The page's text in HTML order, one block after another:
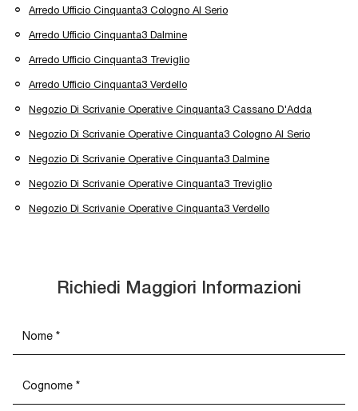
Arredo Ufficio Cinquanta3 Cologno Al Serio
Arredo Ufficio Cinquanta3 Dalmine
Arredo Ufficio Cinquanta3 Treviglio
Arredo Ufficio Cinquanta3 Verdello
Negozio Di Scrivanie Operative Cinquanta3 Cassano D'Adda
Negozio Di Scrivanie Operative Cinquanta3 Cologno Al Serio
Negozio Di Scrivanie Operative Cinquanta3 Dalmine
Negozio Di Scrivanie Operative Cinquanta3 Treviglio
Negozio Di Scrivanie Operative Cinquanta3 Verdello
Richiedi Maggiori Informazioni